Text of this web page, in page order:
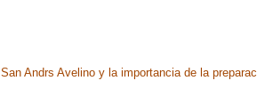
San Andrs Avelino y la importancia de la